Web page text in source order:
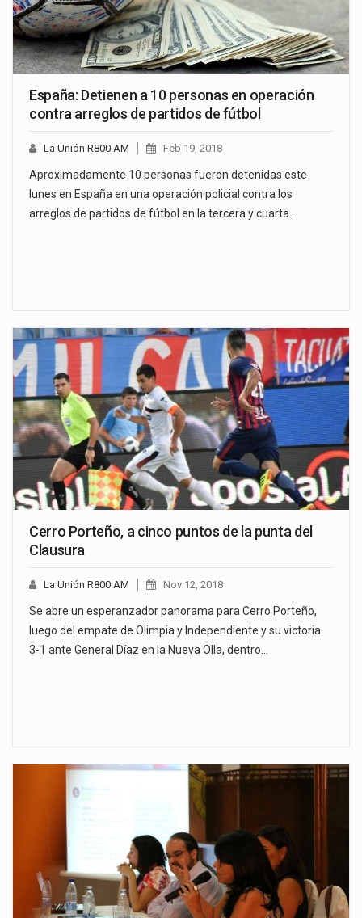
España: Detienen a 10 personas en operación
contra arreglos de partidos de fútbol
La Unión R800 AM Feb 19, 2018
Aproximadamente 10 personas fueron detenidas este
lunes en España en una operación policial contra los
arreglos de partidos de fútbol en la tercera y cuarta…
Cerro Porteño, a cinco puntos de la punta del
Clausura
La Unión R800 AM Nov 12, 2018
Se abre un esperanzador panorama para Cerro Porteño,
luego del empate de Olimpia y Independiente y su victoria
3-1 ante General Díaz en la Nueva Olla, dentro…